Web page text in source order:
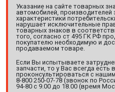
Указание на сайте товарных
автомобилей, производителей
характеристики
нарушает исключительные
товарных знаков в
того, согласно ст 495 ГК РФ
покупателю необходимую и
продаваемом товаре.
Если Вы испытываете
запчасти, то у Вас всегда есть
проконсультироваться с
8-800 250-07-78 (звонок по
94-80 с 9.00 до 18.00 (время